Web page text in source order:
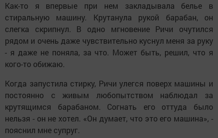
Как-то я впервые при нем закладывала белье в
стиральную машину. Крутанула рукой барабан, он
слегка скрипнул. В одно мгновение Ричи очутился
рядом и очень даже чувствительно куснул меня за руку
- я даже не поняла, за что. Может быть, решил, что я
кого-то обижаю.
Когда запустила стирку, Ричи улегся поверх машины и
постоянно с живым любопытством наблюдал за
крутящимся барабаном. Согнать его оттуда было
нельзя - он не хотел. «Он думает, что это его машина», -
пояснил мне супруг.